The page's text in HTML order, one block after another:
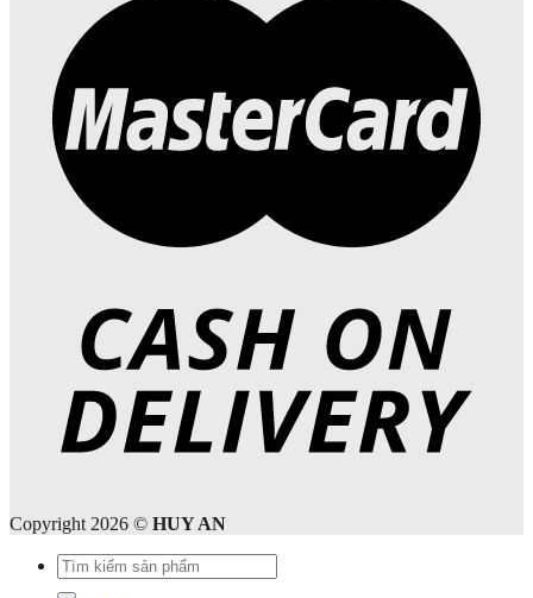
Copyright 2026 © HUY AN
Tìm
kiếm: